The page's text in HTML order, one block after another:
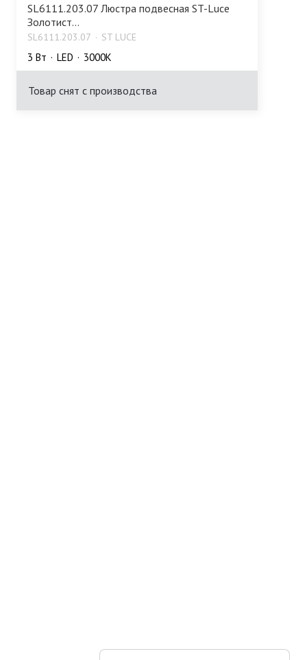
SL6111.203.07 Люстра подвесная ST-Luce
Золотист...
SL6111.203.07 ST LUCE
3 Bт LED 3000K
Товар снят с производства